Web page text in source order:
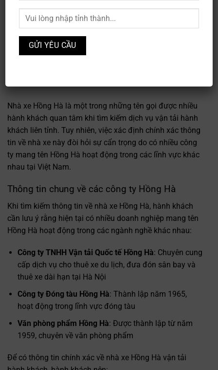
Nhà xe Hồng Hà là một trong những tên gọi được nhiều
hành khách quan tâm khi tìm kiếm dịch vụ vận tải hành
khách liên tỉnh. Tuy nhiên, việc xác định chính xác thông
tin về nhà xe này đòi hỏi sự cẩn trọng do có nhiều công
ty mang tên Hồng Hà hoạt động trong các lĩnh vực khác
nhau tại Việt Nam.
Thông tin chung về các công ty Hồng Hà
Khi tìm kiếm thông tin về nhà xe Hồng Hà, hành khách
cần lưu ý rằng hiện tại có nhiều doanh nghiệp mang tên
Hồng Hà hoạt động trong các ngành nghề khác nhau:
Công ty TNHH Vận tải Quốc tế Hồng Hà: Chuyên cung
cấp dịch vụ cho thuê xe du lịch, đưa đón sân bay và
thuê xe dài hạn tại Hà Nội
Công ty Đóng tàu Hồng Hà: Thành lập năm 1965,
hoạt động trong lĩnh vực đóng tàu
Văn phòng phẩm Hồng Hà: Được thành lập từ năm
1959, chuyên về văn phòng phẩm
Để có thông tin chính xác về nhà xe Hồng Hà vận tải